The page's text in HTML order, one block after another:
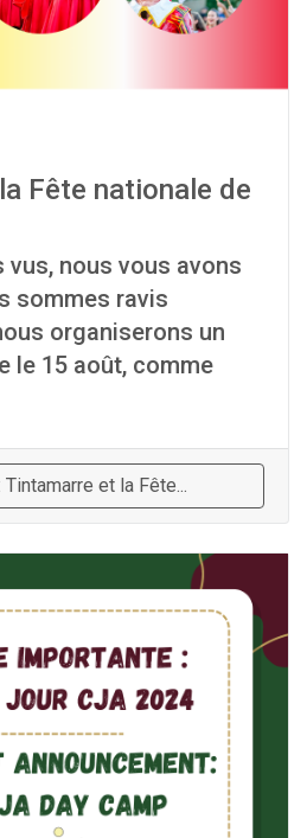
Fête nationale de
vus, nous vous avons
sommes ravis
organiserons un
le 15 août, comme
et la Fête...